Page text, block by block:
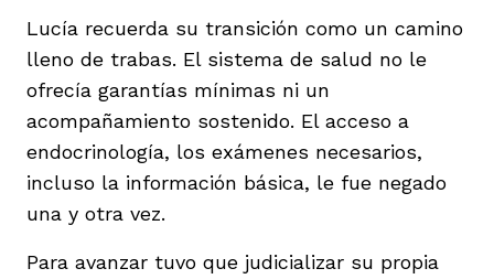
Lucía recuerda su transición como un camino
lleno de trabas. El sistema de salud no le
ofrecía garantías mínimas ni un
acompañamiento sostenido. El acceso a
endocrinología, los exámenes necesarios,
incluso la información básica, le fue negado
una y otra vez.
Para avanzar tuvo que judicializar su propia